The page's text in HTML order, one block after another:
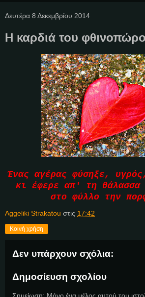
Δευτέρα 8 Δεκεμβρίου 2014
Η καρδιά του
Ένας αγέρας φύσηξε,
κι έφερε απ' τη θάλασσα
στο φύλλο την
Aggeliki Strakatou στις 17:42
Κοινή χρήση
Δεν υπάρχουν σχόλια:
Δημοσίευση σχολίου